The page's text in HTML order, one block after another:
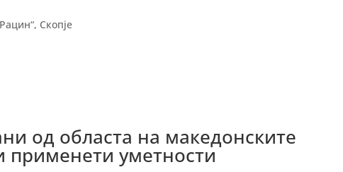
Скопје
од областа на македонските
уметности